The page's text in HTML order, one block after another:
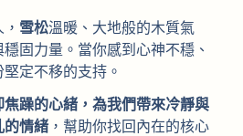
雪松溫暖、大地般的木質氣
固力量。當你感到心神不穩、
定不移的支持。
躁的心緒，為我們帶來冷靜與
的情緒，幫助你找回內在的核心